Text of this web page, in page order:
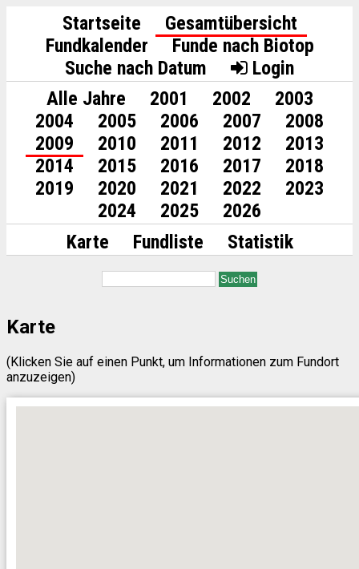
Startseite
Gesamtübersicht
Fundkalender
Funde nach Biotop
Suche nach Datum
Login
Alle Jahre
2001 2002
2003
2004
2005 2006 2007
2008
2009
2010 2011 2012
2013
2014
2015 2016 2017
2018
2019
2020 2021 2022
2023
2024
2025
2026
Karte
Fundliste Statistik
Suchen
Karte
(Klicken Sie auf einen Punkt, um Informationen zum Fundort
anzuzeigen)